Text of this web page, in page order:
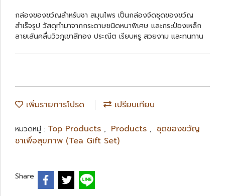
กล่องของขวัญสำหรับชา สมุนไพร เป็นกล่องจัดชุดของขวัญ
สำเร็จรูป วัสดุทำมาจากกระดาษชนิดหนาพิเศษ และกระป๋องเหล็ก
ลายเส้นคลื่นวิวภูเขาสีทอง ประณีต เรียบหรู สวยงาม และทนทาน
เพิ่มรายการโปรด เปรียบเทียบ
หมวดหมู่ : Top Products , Products , ชุดของขวัญ
ชาเพื่อสุขภาพ (Tea Gift Set)
Share